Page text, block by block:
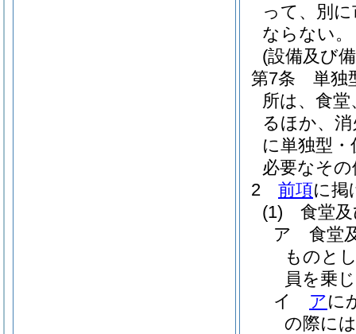
って、別
ならない。
(設備及び
第7条
単独
所は、食
るほか、
に単独型
必要なそ
2
前項に掲
(1)
食堂
ア
食堂
ものと
員を乗
イ
アに
の際に